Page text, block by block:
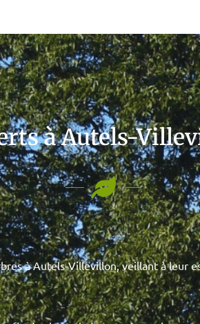
à Autels-
à Autels-Villevillon, veillant à leur